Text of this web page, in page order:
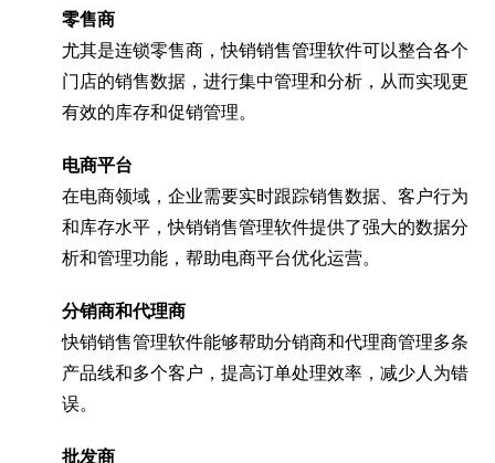
零售商
尤其是连锁零售商，快销销售管理软件可以整合各个
门店的销售数据，进行集中管理和分析，从而实现更
有效的库存和促销管理。
电商平台
在电商领域，企业需要实时跟踪销售数据、客户行为
和库存水平，快销销售管理软件提供了强大的数据分
析和管理功能，帮助电商平台优化运营。
分销商和代理商
快销销售管理软件能够帮助分销商和代理商管理多条
产品线和多个客户，提高订单处理效率，减少人为错
误。
批发商